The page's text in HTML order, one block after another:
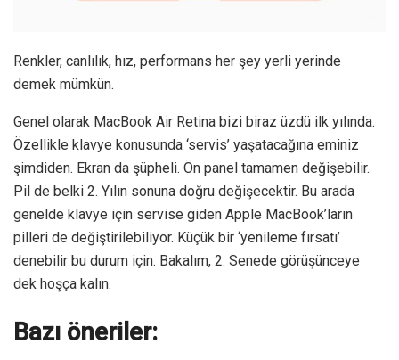
Renkler, canlılık, hız, performans her şey yerli yerinde
demek mümkün.
Genel olarak MacBook Air Retina bizi biraz üzdü ilk yılında.
Özellikle klavye konusunda ‘servis’ yaşatacağına eminiz
şimdiden. Ekran da şüpheli. Ön panel tamamen değişebilir.
Pil de belki 2. Yılın sonuna doğru değişecektir. Bu arada
genelde klavye için servise giden Apple MacBook’ların
pilleri de değiştirilebiliyor. Küçük bir ‘yenileme fırsatı’
denebilir bu durum için. Bakalım, 2. Senede görüşünceye
dek hoşça kalın.
Bazı öneriler: